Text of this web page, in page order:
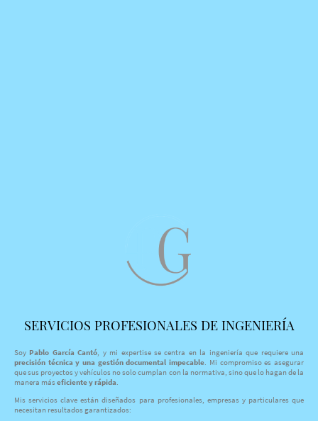
SERVICIOS PROFESIONALES DE INGENIERÍA
Soy Pablo García Cantó, y mi expertise se centra en la ingeniería que requiere una
precisión técnica y una gestión documental impecable. Mi compromiso es asegurar
que sus proyectos y vehículos no solo cumplan con la normativa, sino que lo hagan de la
manera máseficiente y rápida.
Mis servicios clave están diseñados para profesionales, empresas y particulares que
necesitan resultados garantizados: